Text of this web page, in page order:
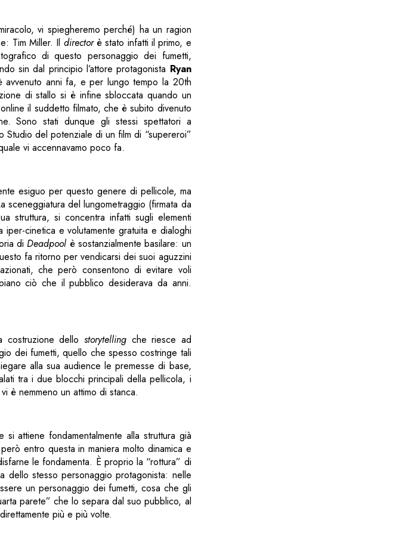
vi spiegheremo perché) ha un ragion
Tim Miller. Il directorè stato infatti il primo, e
di questo personaggio dei fumetti,
sin dal principio l’attore protagonista Ryan
anni fa, e per lungo tempo la 20th
di stallo si è infine sbloccata quando un
il suddetto filmato, che è subito divenuto
Sono stati dunque gli stessi spettatori a
Studio del potenziale di un film di “supereroi”
vi accennavamo poco fa.
esiguo per questo genere di pellicole, ma
sceneggiatura del lungometraggio (firmata da
struttura, si concentra infatti sugli elementi
cinetica e volutamente gratuita e dialoghi
diDeadpool è sostanzialmente basilare: un
fa ritorno per vendicarsi dei suoi aguzzini
che però consentono di evitare voli
ciò che il pubblico desiderava da anni.
dello storytellingche riesce ad
dei fumetti, quello che spesso costringe tali
alla sua audience le premesse di base,
tra i due blocchi principali della pellicola, i
è nemmeno un attimo di stanca.
attiene fondamentalmente alla struttura già
entro questa in maniera molto dinamica e
le fondamenta. È proprio la “rottura” di
dello stesso personaggio protagonista: nelle
un personaggio dei fumetti, cosa che gli
parete” che lo separa dal suo pubblico, al
più e più volte.